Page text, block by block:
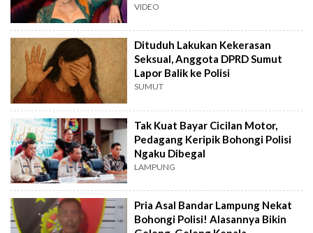
VIDEO
Dituduh Lakukan Kekerasan
Seksual, Anggota DPRD Sumut
Lapor Balik ke Polisi
SUMUT
Tak Kuat Bayar Cicilan Motor,
Pedagang Keripik Bohongi Polisi
Ngaku Dibegal
LAMPUNG
Pria Asal Bandar Lampung Nekat
Bohongi Polisi! Alasannya Bikin